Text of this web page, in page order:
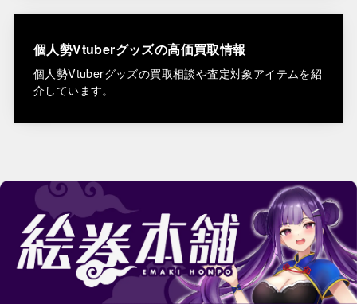
個人勢Vtuberグッズの高価買取情報
個人勢Vtuberグッズの買取相談や査定対象アイテムを紹
介しています。